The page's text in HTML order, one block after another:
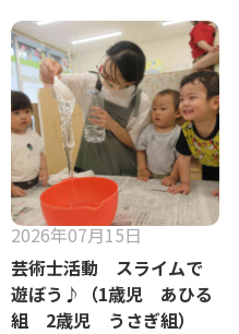
2026年07月15日
芸術士活動 スライムで
遊ぼう♪（1歳児 あひる
組 2歳児 うさぎ組）